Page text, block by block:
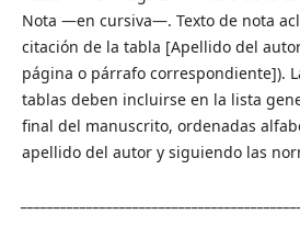
Nota —en cursiva—. Texto de nota
citación de la tabla [Apellido del
página o párrafo correspondiente]).
tablas deben incluirse en la lista
final del manuscrito, ordenadas
apellido del autor y siguiendo las